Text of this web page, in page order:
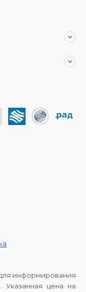
информирования
Указанная цена на